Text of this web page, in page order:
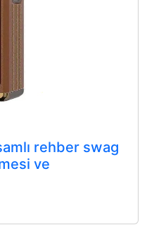
rehber swag
ve